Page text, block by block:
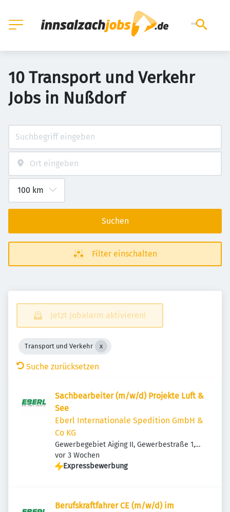
10 Transport und Verkehr
Jobs in Nußdorf
Suchen
Filter einschalten
Jetzt Jobalarm aktivieren!
Transport und Verkehr
Suche zurücksetzen
Sachbearbeiter (m/w/d) Projekte Luft &
See
Eberl Internationale Spedition GmbH &
Co KG
Gewerbegebiet Aiging II, Gewerbestraße 1,
83365 Nußdorf, Deutschland
Veröffentlicht
vor 3 Wochen
Expressbewerbung
Berufskraftfahrer CE (m/w/d) im